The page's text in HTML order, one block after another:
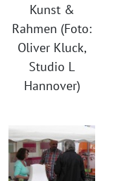
Kunst &
Rahmen (Foto:
Oliver Kluck,
Studio L
Hannover)